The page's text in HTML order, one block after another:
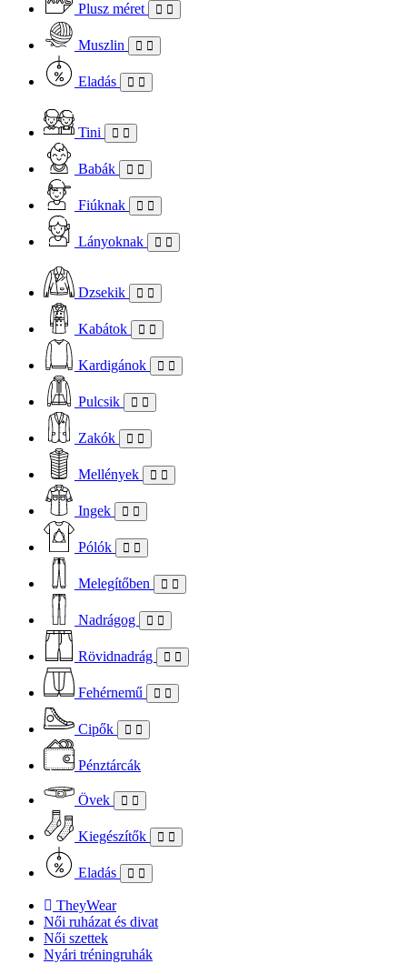
Plusz méret
Muszlin
Eladás
Tini
Babák
Fiúknak
Lányoknak
Dzsekik
Kabátok
Kardigánok
Pulcsik
Zakók
Mellények
Ingek
Pólók
Melegítőben
Nadrágog
Rövidnadrág
Fehérnemű
Cipők
Pénztárcák
Övek
Kiegészítők
Eladás
TheyWear
Női ruházat és divat
Női szettek
Nyári tréningruhák